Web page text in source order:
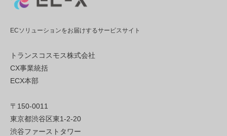
ECソリューションをお届けするサービスサイト
トランスコスモス株式会社
CX事業統括
ECX本部
〒150-0011
東京都渋谷区東1-2-20
渋谷ファーストタワー